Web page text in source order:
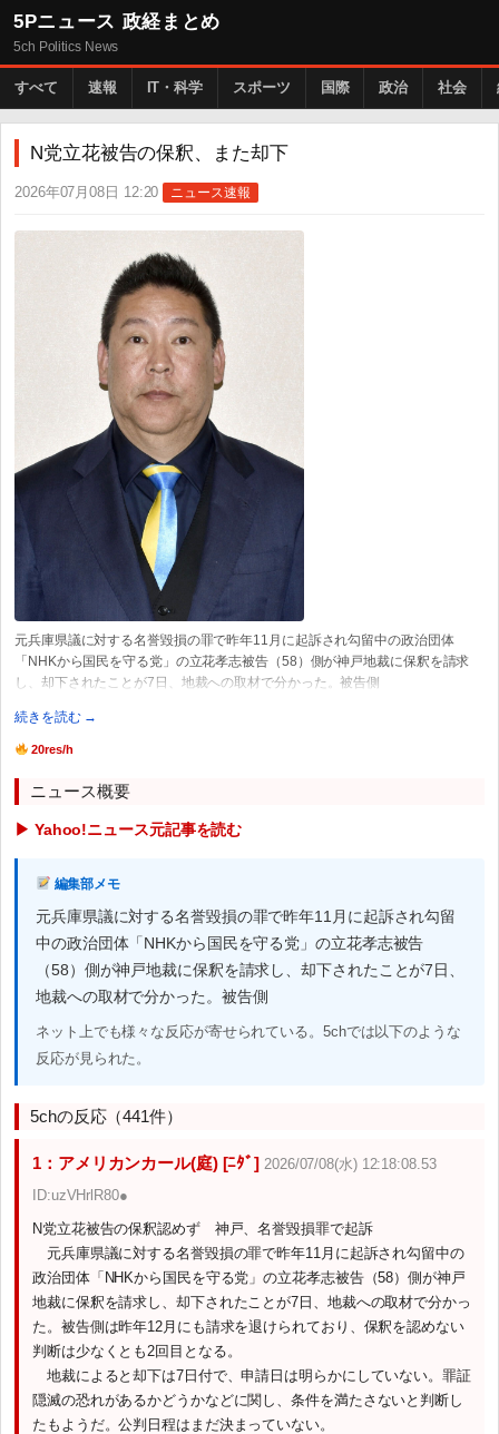
5Pニュース 政経まとめ
5ch Politics News
すべて 速報 IT・科学 スポーツ 国際 政治 社会
N党立花被告の保釈、また却下
2026年07月08日 12:20 ニュース速報
元兵庫県議に対する名誉毀損の罪で昨年11月に起訴され勾留中の政治団体
「NHKから国民を守る党」の立花孝志被告（58）側が神戸地裁に保釈を請求
し、却下されたことが7日、地裁への取材で分かった。被告側
続きを読む →
20res/h
ニュース概要
▶ Yahoo!ニュース元記事を読む
編集部メモ
元兵庫県議に対する名誉毀損の罪で昨年11月に起訴され勾留
中の政治団体「NHKから国民を守る党」の立花孝志被告
（58）側が神戸地裁に保釈を請求し、却下されたことが7日、
地裁への取材で分かった。被告側
ネット上でも様々な反応が寄せられている。5chでは以下のような
反応が見られた。
5chの反応（441件）
1：アメリカンカール(庭) [ﾆﾀﾞ] 2026/07/08(水) 12:18:08.53
ID:uzVHrlR80●
N党立花被告の保釈認めず 神戸、名誉毀損罪で起訴
元兵庫県議に対する名誉毀損の罪で昨年11月に起訴され勾留中の
政治団体「NHKから国民を守る党」の立花孝志被告（58）側が神戸
地裁に保釈を請求し、却下されたことが7日、地裁への取材で分かっ
た。被告側は昨年12月にも請求を退けられており、保釈を認めない
判断は少なくとも2回目となる。
地裁によると却下は7日付で、申請日は明らかにしていない。罪証
隠滅の恐れがあるかどうかなどに関し、条件を満たさないと判断し
たもようだ。公判日程はまだ決まっていない。